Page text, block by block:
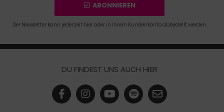
ABONNIEREN
Der Newsletter kann jederzeit hier oder in Ihrem Kundenkonto abbestellt werden.
DU FINDEST UNS AUCH HIER